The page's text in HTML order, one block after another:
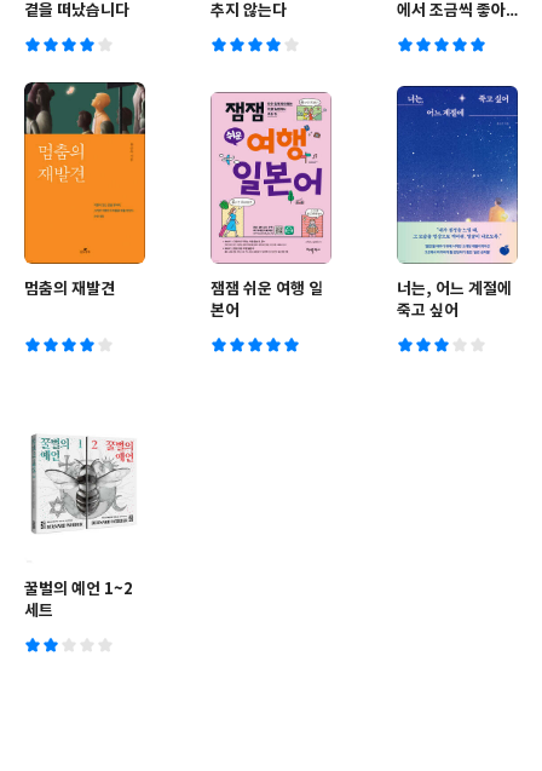
곁을 떠났습니다
추지 않는다
에서 조금씩 좋아
멈춤의 재발견
잼잼 쉬운 여행 일
본어
너는, 어느 계절에
죽고 싶어
꿀벌의 예언 1~2
세트